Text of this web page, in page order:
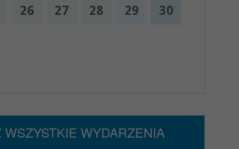
26 27 28 29 30
WSZYSTKIE WYDARZENIA